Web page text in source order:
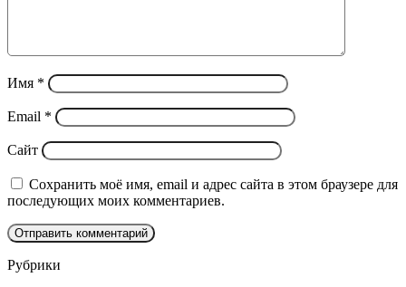
Имя *
Email *
Сайт
Сохранить моё имя, email и адрес сайта в этом браузере для
последующих моих комментариев.
Рубрики